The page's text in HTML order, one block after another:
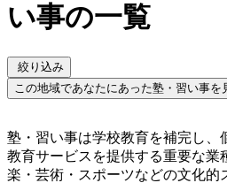
い事の一覧
絞り込み
この地域であなたにあった塾・習い事を
塾・習い事は学校教育を補完し、
教育サービスを提供する重要な業
楽・芸術・スポーツなどの文化的